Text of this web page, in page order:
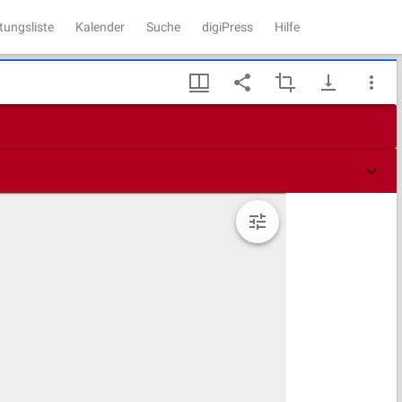
Kalender Suche digiPress Hilfe